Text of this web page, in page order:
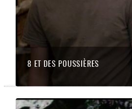
8 ET DES POUSSIÈRES